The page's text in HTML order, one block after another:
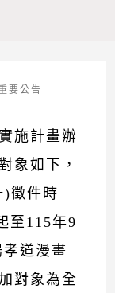
要公告
施計畫辦
象如下，
)徵件時
至115年9
道漫畫
對象為全